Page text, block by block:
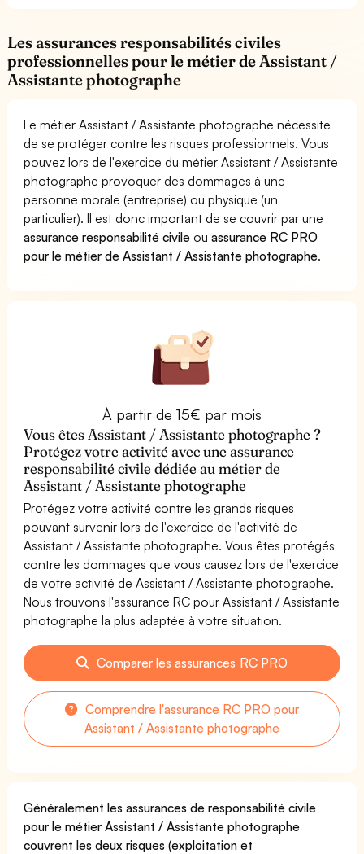
Les assurances responsabilités civiles
professionnelles pour le métier de Assistant /
Assistante photographe
Le métier Assistant / Assistante photographe nécessite
de se protéger contre les risques professionnels. Vous
pouvez lors de l'exercice du métier Assistant / Assistante
photographe provoquer des dommages à une
personne morale (entreprise) ou physique (un
particulier). Il est donc important de se couvrir par une
assurance responsabilité civile ouassurance RC PRO
pour le métier de Assistant / Assistante photographe.
À partir de 15€ par mois
Vous êtes Assistant / Assistante photographe ?
Protégez votre activité avec une assurance
responsabilité civile dédiée au métier de
Assistant / Assistante photographe
Protégez votre activité contre les grands risques
pouvant survenir lors de l'exercice de l'activité de
Assistant / Assistante photographe. Vous êtes protégés
contre les dommages que vous causez lors de l'exercice
de votre activité de Assistant / Assistante photographe.
Nous trouvons l'assurance RC pour Assistant / Assistante
photographe la plus adaptée à votre situation.
Comparer les assurances RC PRO
Comprendre l'assurance RC PRO pour
Assistant / Assistante photographe
Généralement les assurances de responsabilité civile
pour le métier Assistant / Assistante photographe
couvrent les deux risques (exploitation et